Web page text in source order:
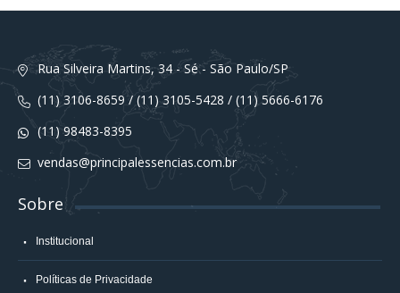
Rua Silveira Martins, 34 - Sé - São Paulo/SP
(11) 3106-8659 / (11) 3105-5428 / (11) 5666-6176
(11) 98483-8395
vendas@principalessencias.com.br
Sobre
Institucional
Políticas de Privacidade